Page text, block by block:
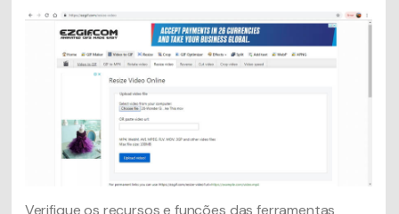
Verifique os recursos e funções das ferramentas